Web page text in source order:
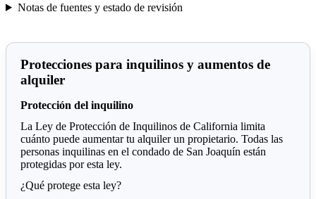
Notas de fuentes y estado de revisión
Protecciones para inquilinos y aumentos de
alquiler
Protección del inquilino
La Ley de Protección de Inquilinos de California limita
cuánto puede aumentar tu alquiler un propietario. Todas las
personas inquilinas en el condado de San Joaquín están
protegidas por esta ley.
¿Qué protege esta ley?